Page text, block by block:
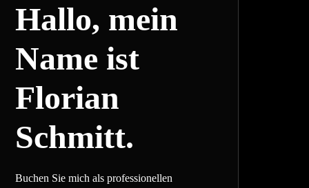
Hallo, mein
Name ist
Florian
Schmitt.
Buchen Sie mich als professionellen